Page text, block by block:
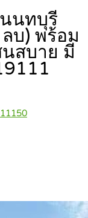
นทบุรี
บ) พร้อม
สบาย มี